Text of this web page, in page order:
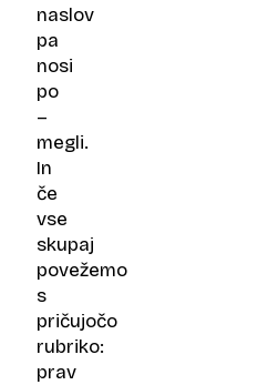
naslov
pa
nosi
po
–
megli.
In
če
vse
skupaj
povežemo
s
pričujočo
rubriko:
prav